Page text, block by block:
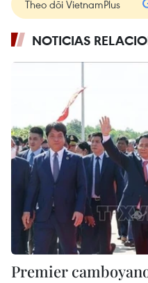
Theo dõi VietnamPlus
NOTICIAS
Premier